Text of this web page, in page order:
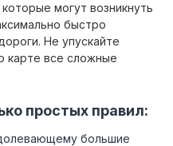
могут возникнуть
быстро
Не упускайте
карте все сложные
простых правил:
большие